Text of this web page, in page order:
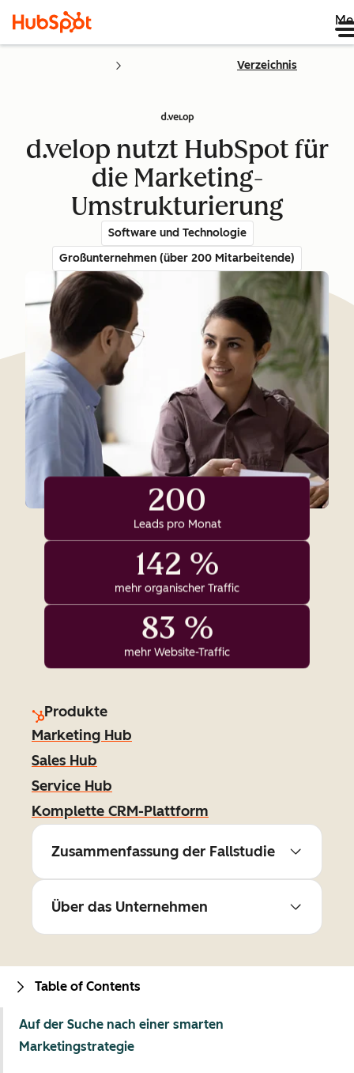
Verzeichnis
d.velop nutzt HubSpot für
die Marketing-
Umstrukturierung
Software und Technologie
Großunternehmen (über 200 Mitarbeitende)
200
Leads pro Monat
142 %
mehr organischer Traffic
83 %
mehr Website-Traffic
Produkte
Marketing Hub
Sales Hub
Service Hub
Komplette CRM-Plattform
Zusammenfassung der Fallstudie
Über das Unternehmen
Table of Contents
Auf der Suche nach einer smarten
Marketingstrategie